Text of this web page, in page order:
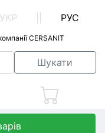
CERSANIT
УКР РУС
Шукати